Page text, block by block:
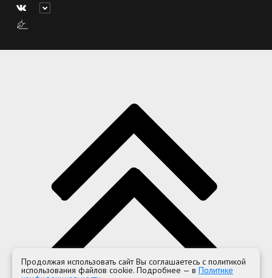
Продолжая использовать сайт Вы соглашаетесь с политикой
использования файлов cookie. Подробнее — в Политике